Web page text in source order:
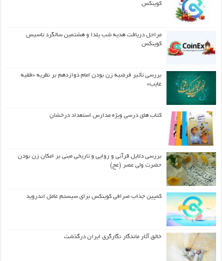
کوینکس
مراحل دریافت هدیه شب یلدا و هشتمین سالگرد تاسیس
کوینکس
بررسی تأثیر فرضیه زن بودن امام دوازدهم بر نظریه «فقیه
غایب»
کتاب های درسی ویژه مدارس استعداد درخشان
بررسی دلایل قرآنی و روایی و تاریخی مبنی بر امکان زن بودن
حضرت ولی عصر (عج)
کمپین جذاب صرافی کوینکس برای سیستم عامل اندروید
خالق آثار ماندگار نگارگری ایران درگذشت